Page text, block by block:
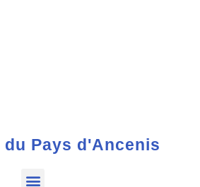
Pays d'Ancenis